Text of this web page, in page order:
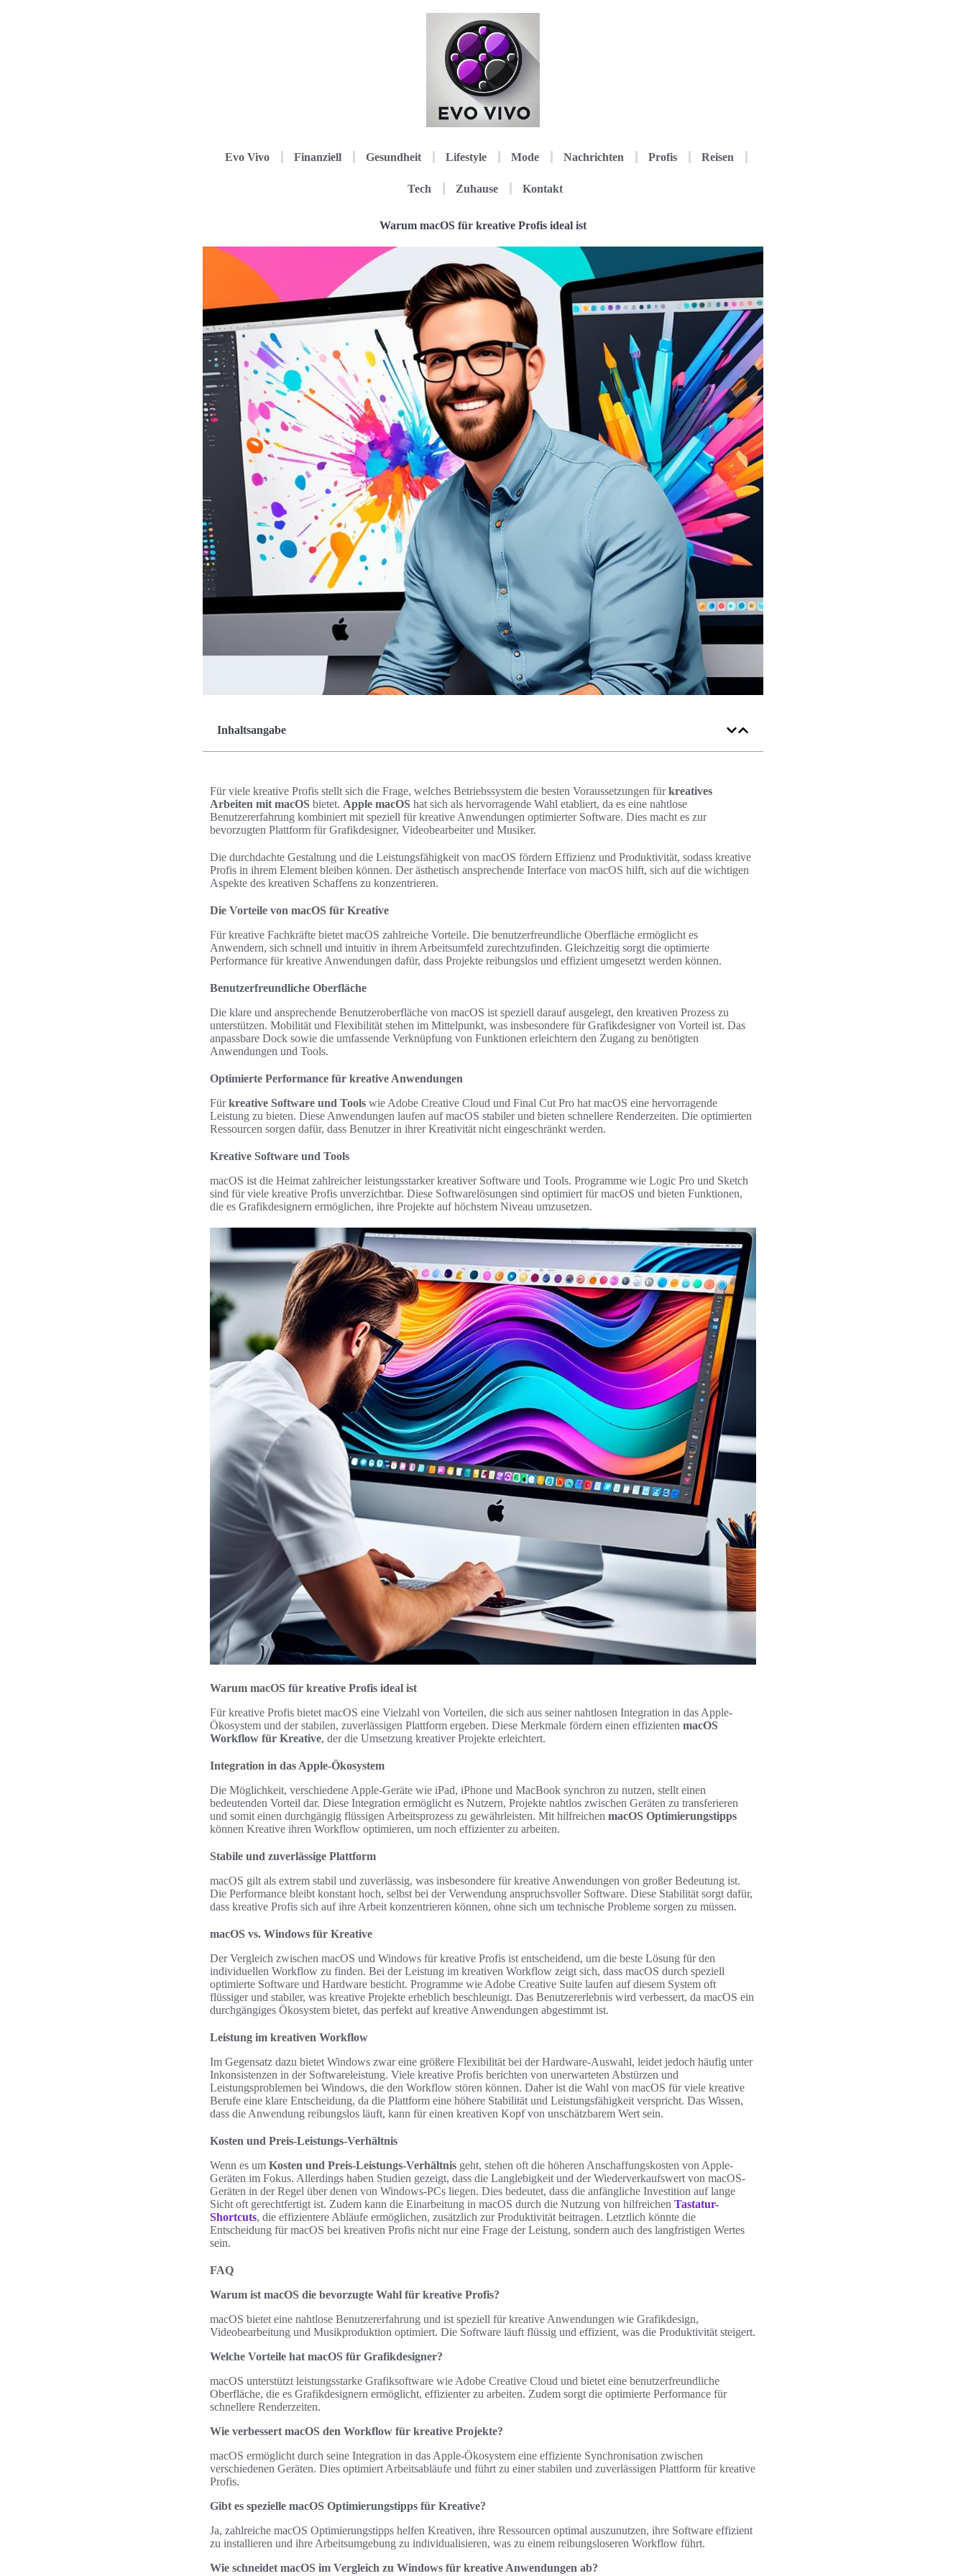
Evo Vivo Finanziell Gesundheit Lifestyle Mode Nachrichten Profis Reisen
Tech Zuhause Kontakt
Warum macOS für kreative Profis ideal ist
Inhaltsangabe
Für viele kreative Profis stellt sich die Frage, welches Betriebssystem die besten Voraussetzungen fürkreatives
Arbeiten mit macOS bietet. Apple macOS hat sich als hervorragende Wahl etabliert, da es eine nahtlose
Benutzererfahrung kombiniert mit speziell für kreative Anwendungen optimierter Software. Dies macht es zur
bevorzugten Plattform für Grafikdesigner, Videobearbeiter und Musiker.
Die durchdachte Gestaltung und die Leistungsfähigkeit von macOS fördern Effizienz und Produktivität, sodass kreative
Profis in ihrem Element bleiben können. Der ästhetisch ansprechende Interface von macOS hilft, sich auf die wichtigen
Aspekte des kreativen Schaffens zu konzentrieren.
Die Vorteile von macOS für Kreative
Für kreative Fachkräfte bietet macOS zahlreiche Vorteile. Die benutzerfreundliche Oberfläche ermöglicht es
Anwendern, sich schnell und intuitiv in ihrem Arbeitsumfeld zurechtzufinden. Gleichzeitig sorgt die optimierte
Performance für kreative Anwendungen dafür, dass Projekte reibungslos und effizient umgesetzt werden können.
Benutzerfreundliche Oberfläche
Die klare und ansprechende Benutzeroberfläche von macOS ist speziell darauf ausgelegt, den kreativen Prozess zu
unterstützen. Mobilität und Flexibilität stehen im Mittelpunkt, was insbesondere für Grafikdesigner von Vorteil ist. Das
anpassbare Dock sowie die umfassende Verknüpfung von Funktionen erleichtern den Zugang zu benötigten
Anwendungen und Tools.
Optimierte Performance für kreative Anwendungen
Fürkreative Software und Tools wie Adobe Creative Cloud und Final Cut Pro hat macOS eine hervorragende
Leistung zu bieten. Diese Anwendungen laufen auf macOS stabiler und bieten schnellere Renderzeiten. Die optimierten
Ressourcen sorgen dafür, dass Benutzer in ihrer Kreativität nicht eingeschränkt werden.
Kreative Software und Tools
macOS ist die Heimat zahlreicher leistungsstarker kreativer Software und Tools. Programme wie Logic Pro und Sketch
sind für viele kreative Profis unverzichtbar. Diese Softwarelösungen sind optimiert für macOS und bieten Funktionen,
die es Grafikdesignern ermöglichen, ihre Projekte auf höchstem Niveau umzusetzen.
Warum macOS für kreative Profis ideal ist
Für kreative Profis bietet macOS eine Vielzahl von Vorteilen, die sich aus seiner nahtlosen Integration in das Apple-
Ökosystem und der stabilen, zuverlässigen Plattform ergeben. Diese Merkmale fördern einen effizienten macOS
Workflow für Kreative, der die Umsetzung kreativer Projekte erleichtert.
Integration in das Apple-Ökosystem
Die Möglichkeit, verschiedene Apple-Geräte wie iPad, iPhone und MacBook synchron zu nutzen, stellt einen
bedeutenden Vorteil dar. Diese Integration ermöglicht es Nutzern, Projekte nahtlos zwischen Geräten zu transferieren
und somit einen durchgängig flüssigen Arbeitsprozess zu gewährleisten. Mit hilfreichen macOS Optimierungstipps
können Kreative ihren Workflow optimieren, um noch effizienter zu arbeiten.
Stabile und zuverlässige Plattform
macOS gilt als extrem stabil und zuverlässig, was insbesondere für kreative Anwendungen von großer Bedeutung ist.
Die Performance bleibt konstant hoch, selbst bei der Verwendung anspruchsvoller Software. Diese Stabilität sorgt dafür,
dass kreative Profis sich auf ihre Arbeit konzentrieren können, ohne sich um technische Probleme sorgen zu müssen.
macOS vs. Windows für Kreative
Der Vergleich zwischen macOS und Windows für kreative Profis ist entscheidend, um die beste Lösung für den
individuellen Workflow zu finden. Bei der Leistung im kreativen Workflow zeigt sich, dass macOS durch speziell
optimierte Software und Hardware besticht. Programme wie Adobe Creative Suite laufen auf diesem System oft
flüssiger und stabiler, was kreative Projekte erheblich beschleunigt. Das Benutzererlebnis wird verbessert, da macOS ein
durchgängiges Ökosystem bietet, das perfekt auf kreative Anwendungen abgestimmt ist.
Leistung im kreativen Workflow
Im Gegensatz dazu bietet Windows zwar eine größere Flexibilität bei der Hardware-Auswahl, leidet jedoch häufig unter
Inkonsistenzen in der Softwareleistung. Viele kreative Profis berichten von unerwarteten Abstürzen und
Leistungsproblemen bei Windows, die den Workflow stören können. Daher ist die Wahl von macOS für viele kreative
Berufe eine klare Entscheidung, da die Plattform eine höhere Stabilität und Leistungsfähigkeit verspricht. Das Wissen,
dass die Anwendung reibungslos läuft, kann für einen kreativen Kopf von unschätzbarem Wert sein.
Kosten und Preis-Leistungs-Verhältnis
Wenn es um Kosten und Preis-Leistungs-Verhältnis geht, stehen oft die höheren Anschaffungskosten von Apple-
Geräten im Fokus. Allerdings haben Studien gezeigt, dass die Langlebigkeit und der Wiederverkaufswert von macOS-
Geräten in der Regel über denen von Windows-PCs liegen. Dies bedeutet, dass die anfängliche Investition auf lange
Sicht oft gerechtfertigt ist. Zudem kann die Einarbeitung in macOS durch die Nutzung von hilfreichen Tastatur-
Shortcuts, die effizientere Abläufe ermöglichen, zusätzlich zur Produktivität beitragen. Letztlich könnte die
Entscheidung für macOS bei kreativen Profis nicht nur eine Frage der Leistung, sondern auch des langfristigen Wertes
sein.
FAQ
Warum ist macOS die bevorzugte Wahl für kreative Profis?
macOS bietet eine nahtlose Benutzererfahrung und ist speziell für kreative Anwendungen wie Grafikdesign,
Videobearbeitung und Musikproduktion optimiert. Die Software läuft flüssig und effizient, was die Produktivität steigert.
Welche Vorteile hat macOS für Grafikdesigner?
macOS unterstützt leistungsstarke Grafiksoftware wie Adobe Creative Cloud und bietet eine benutzerfreundliche
Oberfläche, die es Grafikdesignern ermöglicht, effizienter zu arbeiten. Zudem sorgt die optimierte Performance für
schnellere Renderzeiten.
Wie verbessert macOS den Workflow für kreative Projekte?
macOS ermöglicht durch seine Integration in das Apple-Ökosystem eine effiziente Synchronisation zwischen
verschiedenen Geräten. Dies optimiert Arbeitsabläufe und führt zu einer stabilen und zuverlässigen Plattform für kreative
Profis.
Gibt es spezielle macOS Optimierungstipps für Kreative?
Ja, zahlreiche macOS Optimierungstipps helfen Kreativen, ihre Ressourcen optimal auszunutzen, ihre Software effizient
zu installieren und ihre Arbeitsumgebung zu individualisieren, was zu einem reibungsloseren Workflow führt.
Wie schneidet macOS im Vergleich zu Windows für kreative Anwendungen ab?